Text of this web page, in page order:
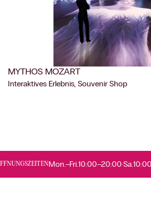
MYTHOS MOZART
Interaktives Erlebnis, Souvenir Shop
Mon.–Fri.10:00–20:00·Sa.